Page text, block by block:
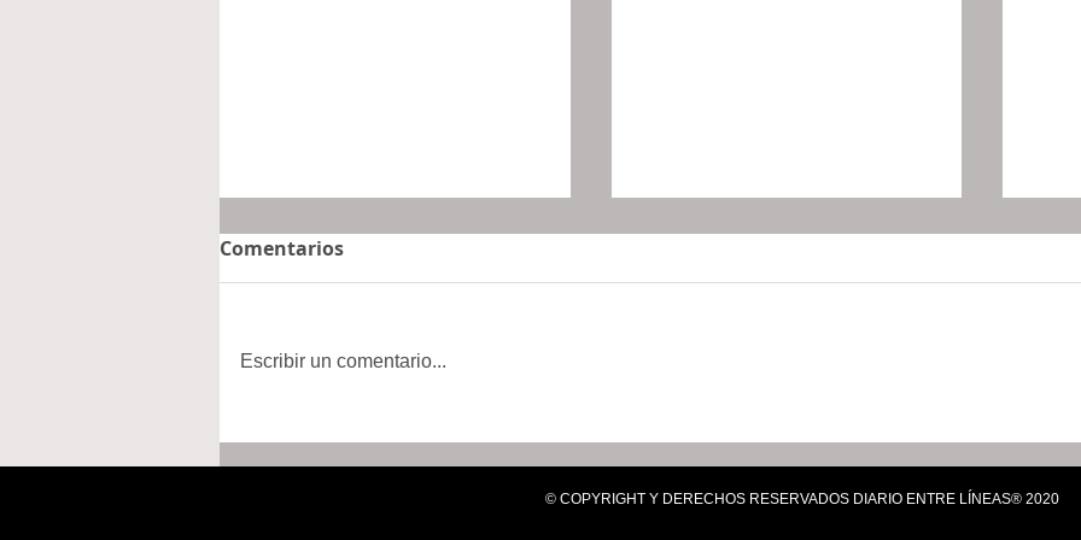
“Tiene muchas ganas de
venir a México”...
"Si hay amenazas, que
Maru Campos denuncie";
aclara Sheinbaum
Comentarios
Escribir un comentario...
© COPYRIGHT Y DERECHOS RESERVADOS DIARIO ENTRE LÍNEAS® 2020